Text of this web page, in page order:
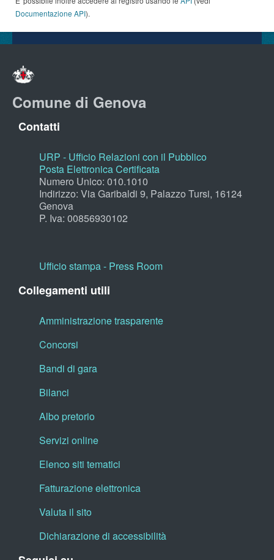
Documentazione API).
Comune di Genova
Contatti
URP - Ufficio Relazioni con il Pubblico
Posta Elettronica Certificata
Numero Unico: 010.1010
Indirizzo: Via Garibaldi 9, Palazzo Tursi, 16124
Genova
P. Iva: 00856930102
Ufficio stampa - Press Room
Collegamenti utili
Amministrazione trasparente
Concorsi
Bandi di gara
Bilanci
Albo pretorio
Servizi online
Elenco siti tematici
Fatturazione elettronica
Valuta il sito
Dichiarazione di accessibilità